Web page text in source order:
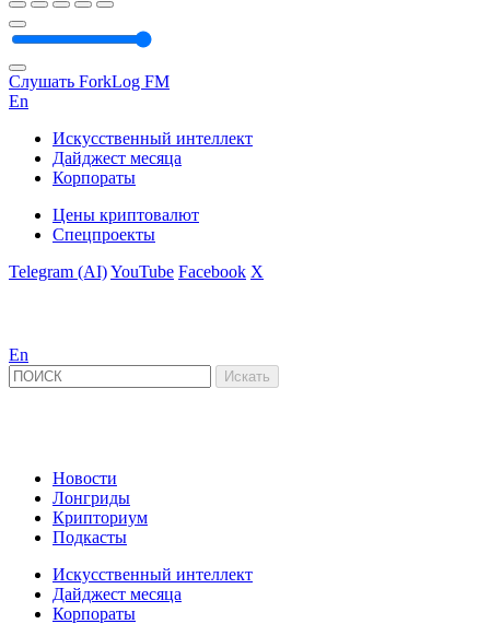
Слушать ForkLog FM
En
Искусственный интеллект
Дайджест месяца
Корпораты
Цены криптовалют
Спецпроекты
Telegram (AI)YouTube Facebook X
En
Новости
Лонгриды
Крипториум
Подкасты
Искусственный интеллект
Дайджест месяца
Корпораты